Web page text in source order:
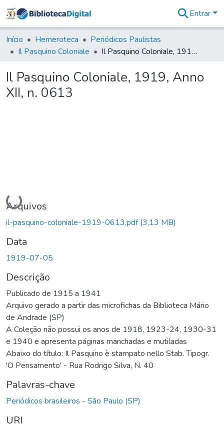
&
Coleções
Tudo na
Digital
Entrar
Início Hemeroteca
Periódicos Paulistas
Il Pasquino Coloniale
Il Pasquino Coloniale, 1919, Anno XII, n. 0613
Il Pasquino Coloniale, 1919, Anno
XII, n. 0613
Carregando...
Arquivos
il-pasquino-coloniale-1919-0613.pdf(3,13 MB)
Data
1919-07-05
Descrição
Publicado de 1915 a 1941
Arquivo gerado a partir das microfichas da Biblioteca Mário
de Andrade (SP)
A Coleção não possui os anos de 1918, 1923-24, 1930-31
e 1940 e apresenta páginas manchadas e mutiladas
Abaixo do título: Il Pasquino è stampato nello Stab. Tipogr.
'O Pensamento' - Rua Rodrigo Silva, N. 40
Palavras-chave
Periódicos brasileiros - São Paulo (SP)
URI